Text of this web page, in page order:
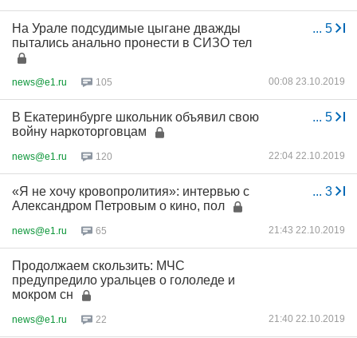
... 5
На Урале подсудимые цыгане дважды
пытались анально пронести в СИЗО тел
news@e1.ru 105 00:08 23.10.2019
... 5
В Екатеринбурге школьник объявил свою
войну наркоторговцам
news@e1.ru 120 22:04 22.10.2019
... 3
«Я не хочу кровопролития»: интервью с
Александром Петровым о кино, пол
news@e1.ru 65 21:43 22.10.2019
Продолжаем скользить: МЧС
предупредило уральцев о гололеде и
мокром сн
news@e1.ru 22 21:40 22.10.2019